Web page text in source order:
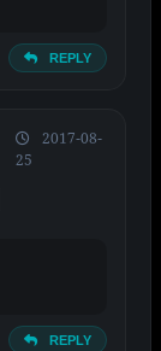
REPLY
2017-08-
25
REPLY